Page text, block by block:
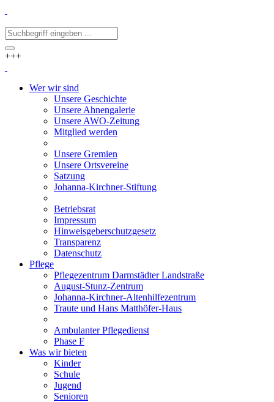
+++
Wer wir sind
Unsere Geschichte
Unsere Ahnengalerie
Unsere AWO-Zeitung
Mitglied werden
Unsere Gremien
Unsere Ortsvereine
Satzung
Johanna-Kirchner-Stiftung
Betriebsrat
Impressum
Hinweisgeberschutzgesetz
Transparenz
Datenschutz
Pflege
Pflegezentrum Darmstädter Landstraße
August-Stunz-Zentrum
Johanna-Kirchner-Altenhilfezentrum
Traute und Hans Matthöfer-Haus
Ambulanter Pflegedienst
Phase F
Was wir bieten
Kinder
Schule
Jugend
Senioren